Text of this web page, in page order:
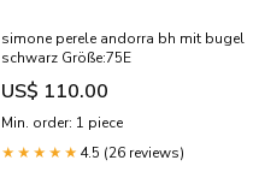
simone perele andorra bh mit bugel
schwarz Größe:75E
US$ 110.00
Min. order: 1 piece
★★★★★ 4.5 (26 reviews)